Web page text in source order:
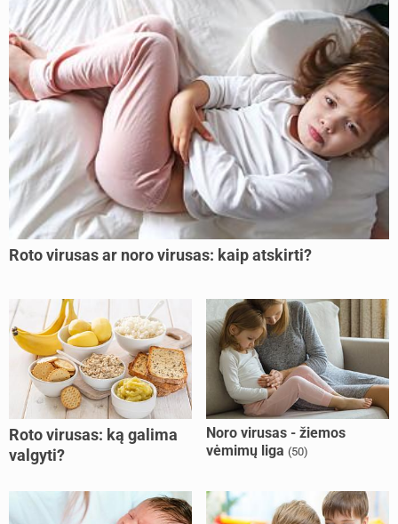
Roto virusas ar noro virusas: kaip atskirti?
Roto virusas: ką galima
valgyti?
Noro virusas - žiemos
vėmimų liga (50)